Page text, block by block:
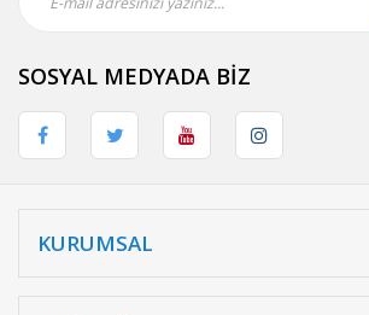
SOSYAL MEDYADA BİZ
KURUMSAL